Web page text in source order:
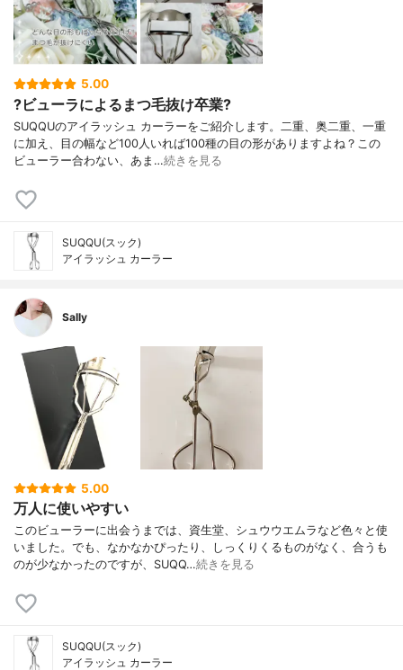
5.00
?ビューラによるまつ毛抜け卒業?
SUQQUのアイラッシュ カーラーをご紹介します。二重、奥二重、一重
に加え、目の幅など100人いれば100種の目の形がありますよね？この
ビューラー合わない、あま…続きを見る
SUQQU(スック)
アイラッシュ カーラー
Sally
5.00
万人に使いやすい
このビューラーに出会うまでは、資生堂、シュウウエムラなど色々と使
いました。でも、なかなかぴったり、しっくりくるものがなく、合うも
のが少なかったのですが、SUQQ…続きを見る
SUQQU(スック)
アイラッシュ カーラー